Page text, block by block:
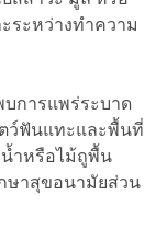
ระหว่างทำความ
บการแพร่ระบาด
ว์ฟันแทะและพื้นที่
ำหรือไม้ถูพื้น
ษาสุขอนามัยส่วน